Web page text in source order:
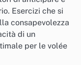
Esercizi che si
consapevolezza
di un
per le volée